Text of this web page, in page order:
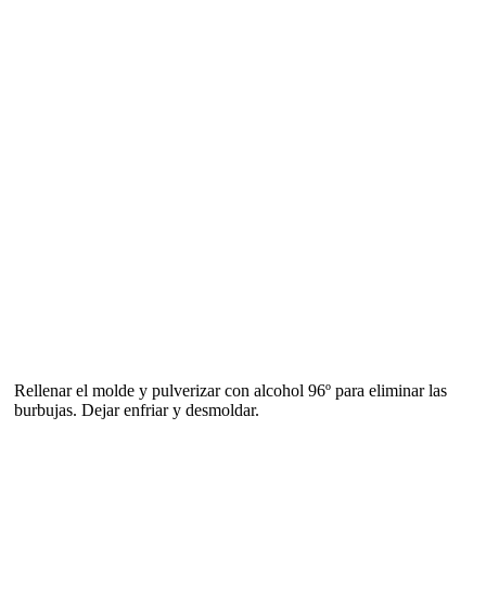
Rellenar el molde y pulverizar con alcohol 96º para eliminar las
burbujas. Dejar enfriar y desmoldar.